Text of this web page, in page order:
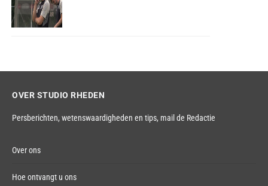
OVER STUDIO RHEDEN
Persberichten, wetenswaardigheden en tips, mail de Redactie
Over ons
Hoe ontvangt u ons